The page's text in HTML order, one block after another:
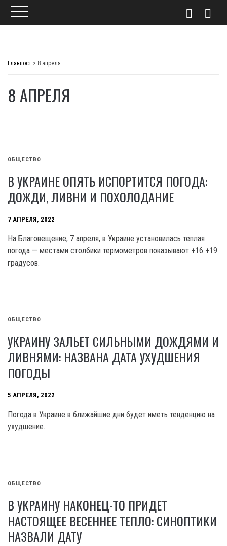
Главпост > 8 апреля
8 АПРЕЛЯ
ОБЩЕСТВО
В УКРАИНЕ ОПЯТЬ ИСПОРТИТСЯ ПОГОДА:
ДОЖДИ, ЛИВНИ И ПОХОЛОДАНИЕ
7 АПРЕЛЯ, 2022
На Благовещение, 7 апреля, в Украине установилась теплая
погода — местами столбики термометров показывают +16 +19
градусов.
ОБЩЕСТВО
УКРАИНУ ЗАЛЬЕТ СИЛЬНЫМИ ДОЖДЯМИ И
ЛИВНЯМИ: НАЗВАНА ДАТА УХУДШЕНИЯ
ПОГОДЫ
5 АПРЕЛЯ, 2022
Погода в Украине в ближайшие дни будет иметь тенденцию на
ухудшение.
ОБЩЕСТВО
В УКРАИНУ НАКОНЕЦ-ТО ПРИДЕТ
НАСТОЯЩЕЕ ВЕСЕННЕЕ ТЕПЛО: СИНОПТИКИ
НАЗВАЛИ ДАТУ